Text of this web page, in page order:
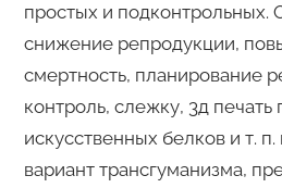
простых и подконтрольных.
снижение репродукции,
смертность, планирование
контроль, слежку, 3д печать
искусственных белков и т.
вариант трансгуманизма,